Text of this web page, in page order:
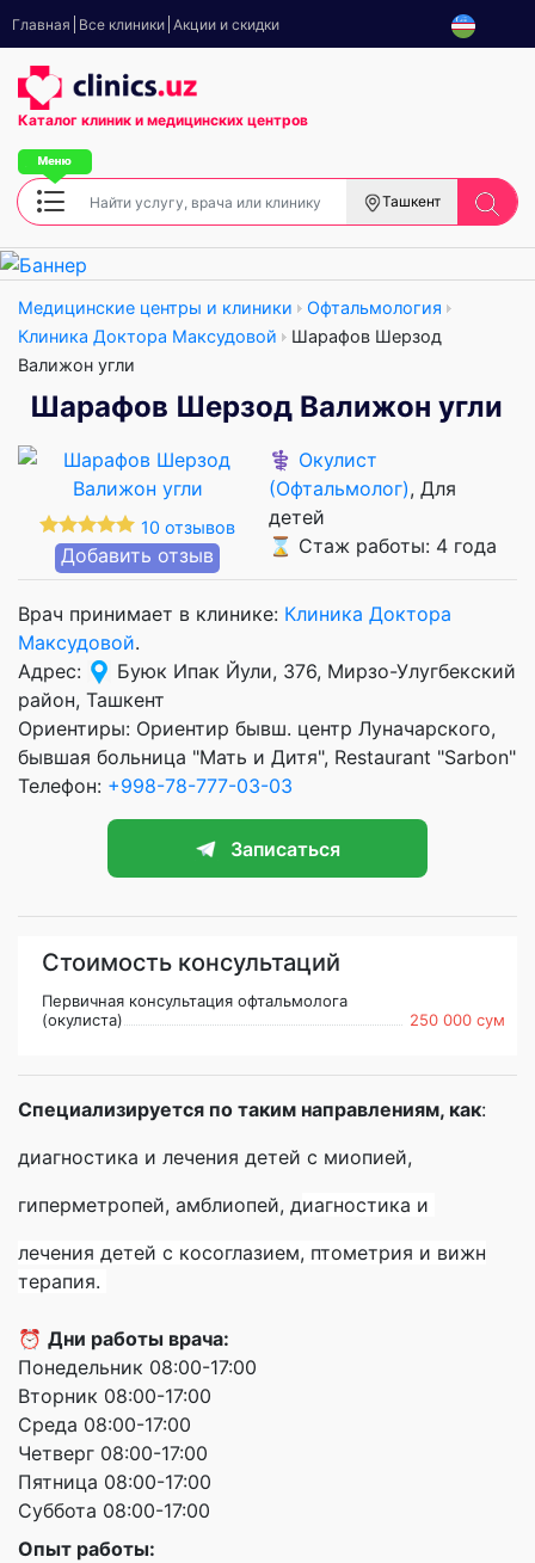
Главная Все клиники Акции и скидки
Каталог клиник и медицинских центров
Ташкент
Медицинские центры и клиники
Офтальмология
Клиника Доктора Максудовой
Шарафов Шерзод
Валижон угли
Шарафов Шерзод Валижон угли
10 отзывов
Добавить отзыв
⚕️ Окулист
(Офтальмолог), Для
детей
⌛ Стаж работы: 4 года
Врач принимает в клинике: Клиника Доктора
Максудовой.
Адрес:
Буюк Ипак Йули, 376, Мирзо-Улугбекский
район, Ташкент
Ориентиры: Ориентир бывш. центр Луначарского,
бывшая больница "Мать и Дитя", Restaurant "Sarbon"
Телефон: +998-78-777-03-03
Записаться
Стоимость консультаций
Первичная консультация офтальмолога
(окулиста)
250 000 сум
Специализируется по таким направлениям, как:
диагностика и лечения детей с миопией,
гиперметропей, амблиопей, диагностика и
лечения детей с косоглазием, птометрия и вижн
терапия.
⏰ Дни работы врача:
Понедельник 08:00-17:00
Вторник 08:00-17:00
Среда 08:00-17:00
Четверг 08:00-17:00
Пятница 08:00-17:00
Суббота 08:00-17:00
Опыт работы: